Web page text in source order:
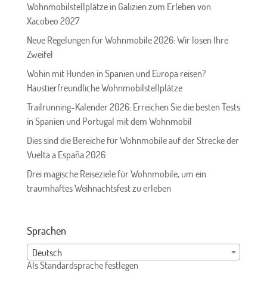
Wohnmobilstellplätze in Galizien zum Erleben von
Xacobeo 2027
Neue Regelungen für Wohnmobile 2026: Wir lösen Ihre
Zweifel
Wohin mit Hunden in Spanien und Europa reisen?
Haustierfreundliche Wohnmobilstellplätze
Trailrunning-Kalender 2026: Erreichen Sie die besten Tests
in Spanien und Portugal mit dem Wohnmobil
Dies sind die Bereiche für Wohnmobile auf der Strecke der
Vuelta a España 2026
Drei magische Reiseziele für Wohnmobile, um ein
traumhaftes Weihnachtsfest zu erleben
Sprachen
Deutsch
Als Standardsprache festlegen